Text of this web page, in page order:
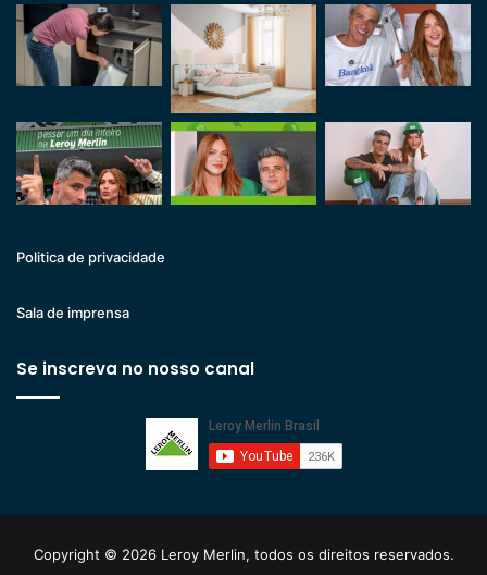
Politica de privacidade
Sala de imprensa
Se inscreva no nosso canal
Copyright © 2026 Leroy Merlin, todos os direitos reservados.